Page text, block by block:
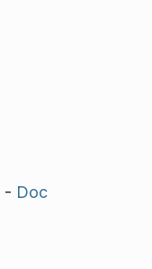
- Doc